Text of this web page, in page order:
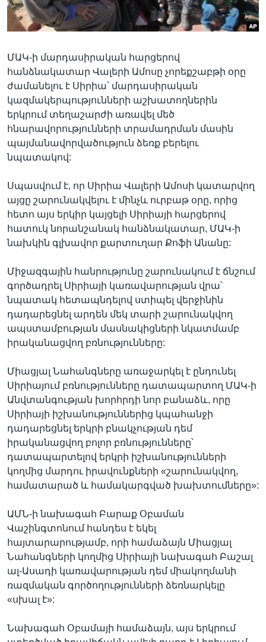
ՄԱԿ-ի մարդասիրական հարցերով
հանձնակատար Վալերի Ամոսը չորեքշաբթի օրը
ժամանելու է Սիրիա՝ մարդասիրական
կազմակերպությունների աշխատողներին
երկրում տեղաշարժի առավել մեծ
հնարավորությունների տրամադրման մասին
պայմանավորվածություն ձեռք բերելու
նպատակով:
Սպասվում է, որ Սիրիա Վալերի Ամոսի կատարվող
այցը շարունակվելու է մինչև ուրբաթ օրը, որից
հետո այս երկիր կայցելի Սիրիայի հարցերով
հատուկ նորանշանակ հանձնակատար, ՄԱԿ-ի
նախկին գլխավոր քարտուղար Քոֆի Անանը:
Միջազգային հանրությունը շարունակում է ճնշում
գործադրել Սիրիայի կառավարության վրա՝
նպատակ հետապնդելով ստիպել վերջինին
դադարեցնել արդեն մեկ տարի շարունակվող
ապստամբության մասնակիցների նկատմամբ
իրականացվող բռնությունները:
Միացյալ Նահանգները առաջարկել է ընդունել
Սիրիայում բռնությունները դատապարտող ՄԱԿ-ի
Անվտանգության խորհրդի նոր բանաձև, որը
Սիրիայի իշխանություններից կպահանջի
դադարեցնել երկրի բնակչության դեմ
իրականացվող բոլոր բռնությունները՝
դատապարտելով երկրի իշխանությունների
կողմից մարդու իրավունքների «շարունակվող,
համատարած և համակարգված խախտումները»:
ԱՄՆ-ի նախագահ Բարաք Օբաման
Վաշինգտոնում հանդես է եկել
հայտարարությամբ, որի համաձայն Միացյալ
Նահանգների կողմից Սիրիայի նախագահ Բաշալ
ալ-Ասադի կառավարության դեմ միակողմանի
ռազմական գործողությունների ձեռնարկելը
«սխալ է»:
Նախագահ Օբամայի համաձայն, այս երկրում